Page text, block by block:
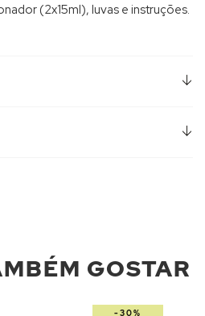
(2x15ml), luvas e instruções.
GOSTAR
-30%